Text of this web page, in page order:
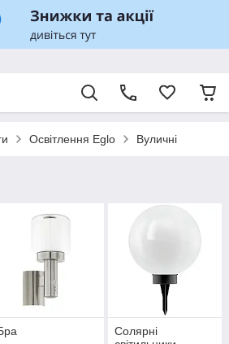
Освітлення Eglo Вуличні
Солярні